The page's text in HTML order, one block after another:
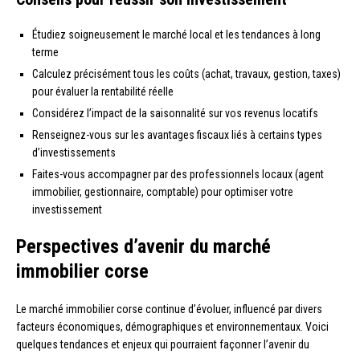
Étudiez soigneusement le marché local et les tendances à long
terme
Calculez précisément tous les coûts (achat, travaux, gestion, taxes)
pour évaluer la rentabilité réelle
Considérez l’impact de la saisonnalité sur vos revenus locatifs
Renseignez-vous sur les avantages fiscaux liés à certains types
d’investissements
Faites-vous accompagner par des professionnels locaux (agent
immobilier, gestionnaire, comptable) pour optimiser votre
investissement
Perspectives d’avenir du marché
immobilier corse
Le marché immobilier corse continue d’évoluer, influencé par divers
facteurs économiques, démographiques et environnementaux. Voici
quelques tendances et enjeux qui pourraient façonner l’avenir du